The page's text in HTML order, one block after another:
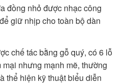
đồng nhỏ được nhạc công
giữ nhịp cho toàn bộ dàn
chế tác bằng gỗ quý, có 6 lỗ
nhưng mạnh mẽ, thường
thể hiện kỹ thuật biểu diễn